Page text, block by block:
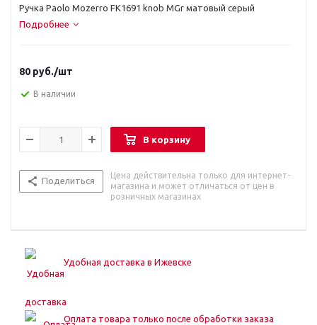
Ручка Paolo Mozerro FK1691 knob МGr матовый серый
Подробнее
80 руб./шт
В наличии
В корзину
Поделиться
Цена действительна только для интернет-
магазина и может отличаться от цен в
розничных магазинах
Удобная доставка в Ижевске
Оплата товара только после обработки заказа